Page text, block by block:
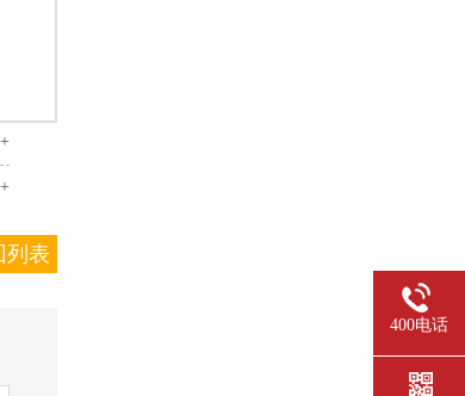
列表
400电话